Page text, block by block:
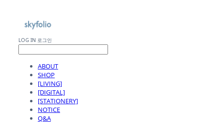
LOG IN 로그인
ABOUT
SHOP
[LIVING]
[DIGITAL]
[STATIONERY]
NOTICE
Q&A